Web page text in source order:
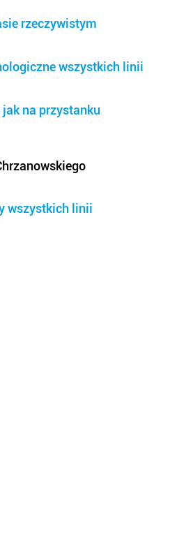
rzeczywistym
wszystkich linii
jak na przystanku
wszystkich linii